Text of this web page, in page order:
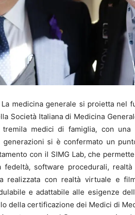
La medicina generale si proietta
Società Italiana di Medicina
medici di famiglia, con una
si è confermato un
con il SIMG Lab, che
fedeltà, software procedurali,
realizzata con realtà virtuale e
e adattabile alle esigenze
della certificazione dei Medici di